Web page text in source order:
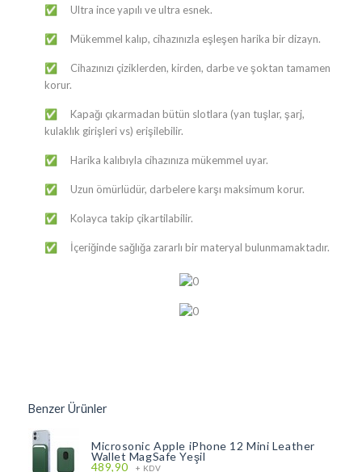
✅ Ultra ince yapılı ve ultra esnek.
✅ Mükemmel kalıp, cihazınızla eşleşen harika bir dizayn.
✅ Cihazınızı çiziklerden, kirden, darbe ve şoktan tamamen
korur.
✅ Kapağı çıkarmadan bütün slotlara (yan tuşlar, şarj,
kulaklık girişleri vs) erişilebilir.
✅ Harika kalıbıyla cihazınıza mükemmel uyar.
✅ Uzun ömürlüdür, darbelere karşı maksimum korur.
✅ Kolayca takip çikartilabilir.
✅ İçeriğinde sağlığa zararlı bir materyal bulunmamaktadır.
Benzer Ürünler
Microsonic Apple iPhone 12 Mini Leather
Wallet MagSafe Yeşil
489,90 + KDV